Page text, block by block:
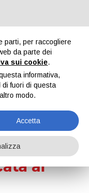
al Coil Coating
al
parti, per raccogliere
da parte dei
sui cookie.
informativa,
fuori di questa
modo.
Accetta